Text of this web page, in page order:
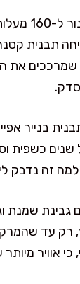
אני
תבנית
שמרככים את
בנייר
שנים כשפית
זה נדבק
גבינת שמנת
רק עד
אוויר